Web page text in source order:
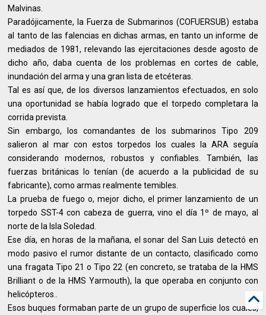
Malvinas.
Paradójicamente, la Fuerza de Submarinos (COFUERSUB) estaba
al tanto de las falencias en dichas armas, en tanto un informe de
mediados de 1981, relevando las ejercitaciones desde agosto de
dicho año, daba cuenta de los problemas en cortes de cable,
inundación del arma y una gran lista de etcéteras.
Tal es así que, de los diversos lanzamientos efectuados, en solo
una oportunidad se había logrado que el torpedo completara la
corrida prevista.
Sin embargo, los comandantes de los submarinos Tipo 209
salieron al mar con estos torpedos los cuales la ARA seguía
considerando modernos, robustos y confiables. También, las
fuerzas británicas lo tenían (de acuerdo a la publicidad de su
fabricante), como armas realmente temibles.
La prueba de fuego o, mejor dicho, el primer lanzamiento de un
torpedo SST-4 con cabeza de guerra, vino el día 1º de mayo, al
norte de la Isla Soledad.
Ese día, en horas de la mañana, el sonar del San Luis detectó en
modo pasivo el rumor distante de un contacto, clasificado como
una fragata Tipo 21 o Tipo 22 (en concreto, se trataba de la HMS
Brilliant o de la HMS Yarmouth), la que operaba en conjunto con
helicópteros..
Esos buques formaban parte de un grupo de superficie los cuales,